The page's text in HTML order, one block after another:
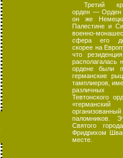
Третий
орден — Орден
он же
Палестине и
военно-
сфера его
скорее на
что
располагалась
ордене были
германские
тамплиеров,
различных
Тевтонского
паломников.
Святого
Фридрихом
месте.